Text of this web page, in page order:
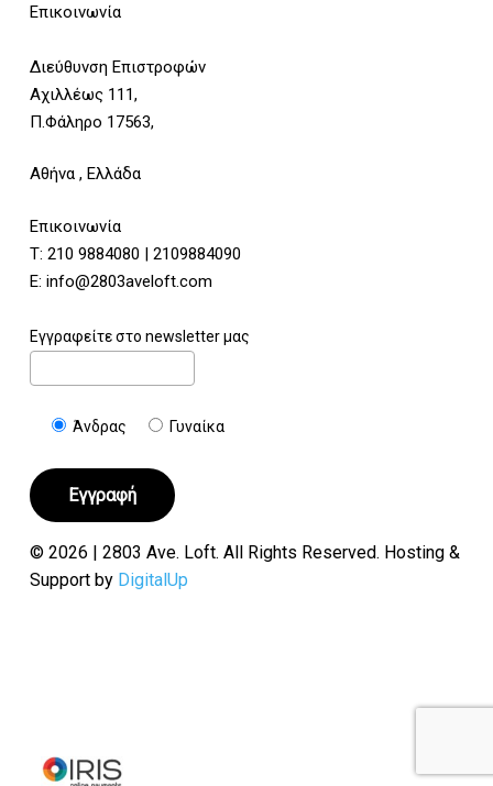
Επικοινωνία
Διεύθυνση Επιστροφών
Αχιλλέως 111,
Π.Φάληρο 17563,
Αθήνα , Ελλάδα
Επικοινωνία
Τ: 210 9884080 | 2109884090
E: info@2803aveloft.com
Εγγραφείτε στο newsletter μας
Άνδρας Γυναίκα
© 2026 | 2803 Ave. Loft. All Rights Reserved. Hosting &
Support by DigitalUp